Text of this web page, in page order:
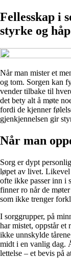
Fellesskap i
styrke og håp
Når man mister et
og tom. Sorgen kan
vender tilbake til
det bety alt å møte
fordi de kjenner
gjenkjennelsen gir
Når man
Sorg er dypt
løpet av livet.
ofte ikke passer inn i
finner ro når de
som ikke trenger
I sorggrupper, på
har mistet, oppstår et
ikke unnskylde
midt i en vanlig dag.
lettelse – et bevis på